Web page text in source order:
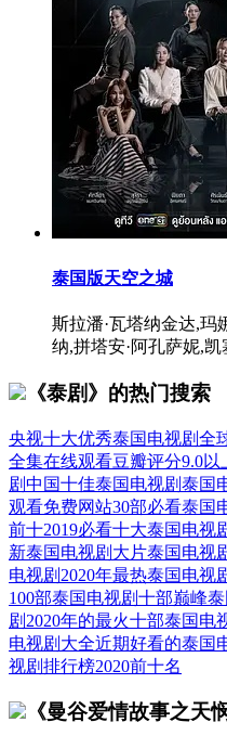
泰国版天空之城
斯拉潘·瓦塔纳金达,玛
纳,拼塔安·阿孔萨妮,凯
《泰剧》的热门搜索
央视十大优秀泰国电视剧全
全集在线观看豆瓣评分9.0以
剧中国十佳泰国电视剧泰国
观看免费网站30部必看泰国
前十2019必看十大泰国电视
新泰国电视剧大片泰国电视
电视剧 2020年最热泰国电视
100部泰国电视剧十部巅峰
剧 2020年的最火十部泰国电
电视剧大全近期好看的泰国
视剧排行榜2020前十名
《曼谷爱情故事之天